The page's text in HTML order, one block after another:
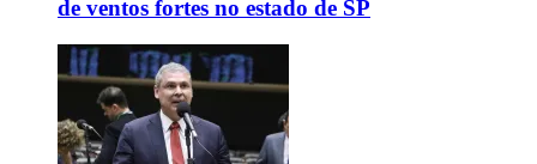
de ventos fortes no estado de SP